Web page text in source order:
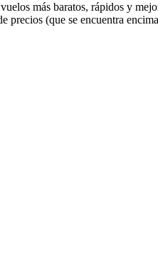
más baratos, rápidos y
(que se encuentra